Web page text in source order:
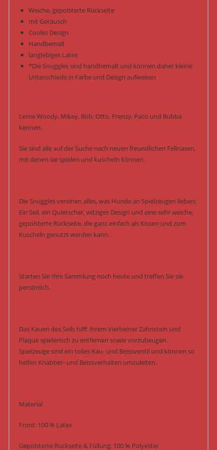
Menge Weiche, gepolsterte Rückseite
mit Geräusch
Cooles Design
Handbemalt
langlebiges Latex
*Die Snuggles sind handbemalt und können daher kleine
Unterschiede in Farbe und Design aufweisen
Lerne Woody, Mikey, Bob, Otto, Frenzy, Paco und Bubba
kennen.
Sie sind alle auf der Suche nach neuen freundlichen Fellnasen,
mit denen sie spielen und kuscheln können.
Die Snuggles vereinen alles, was Hunde an Spielzeugen lieben:
Ein Seil, ein Quietscher, witziges Design und eine sehr weiche,
gepolsterte Rückseite, die ganz einfach als Kissen und zum
Kuscheln genutzt werden kann.
Starten Sie Ihre Sammlung noch heute und treffen Sie sie
persönlich.
Das Kauen des Seils hilft Ihrem Vierbeiner Zahnstein und
Plaque spielerisch zu entfernen sowie vorzubeugen.
Spielzeuge sind ein tolles Kau- und Beissventil und können so
helfen Knabber- und Beissverhalten umzuleiten.
Material
Front: 100 % Latex
Gepolsterte Rückseite & Füllung: 100 % Polyester